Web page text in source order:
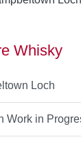
Whisky
Loch
Work in